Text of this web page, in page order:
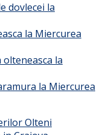
dovlecei la
la Miercurea
la
la Miercurea